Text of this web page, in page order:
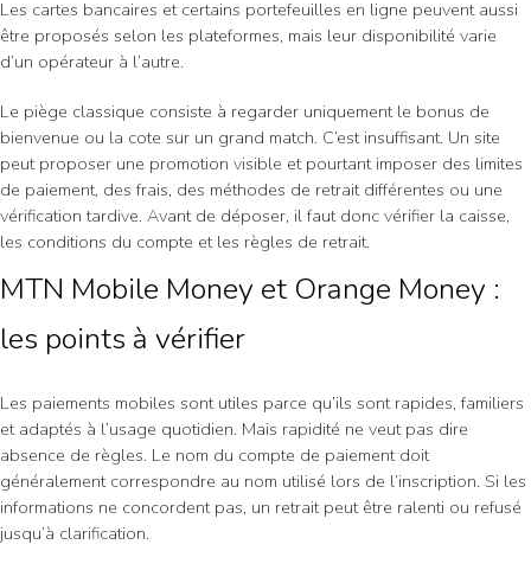
Les cartes bancaires et certains portefeuilles en ligne peuvent aussi
être proposés selon les plateformes, mais leur disponibilité varie
d’un opérateur à l’autre.
Le piège classique consiste à regarder uniquement le bonus de
bienvenue ou la cote sur un grand match. C’est insuffisant. Un site
peut proposer une promotion visible et pourtant imposer des limites
de paiement, des frais, des méthodes de retrait différentes ou une
vérification tardive. Avant de déposer, il faut donc vérifier la caisse,
les conditions du compte et les règles de retrait.
MTN Mobile Money et Orange Money :
les points à vérifier
Les paiements mobiles sont utiles parce qu’ils sont rapides, familiers
et adaptés à l’usage quotidien. Mais rapidité ne veut pas dire
absence de règles. Le nom du compte de paiement doit
généralement correspondre au nom utilisé lors de l’inscription. Si les
informations ne concordent pas, un retrait peut être ralenti ou refusé
jusqu’à clarification.